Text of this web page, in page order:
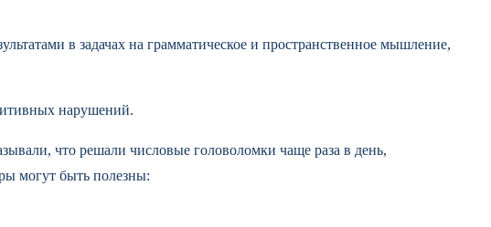
в задачах на грамматическое и пространственное мышление,
нарушений.
что решали числовые головоломки чаще раза в день,
могут быть полезны: